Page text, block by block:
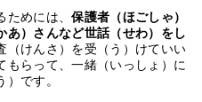
ためには、保護者（ほごしゃ）
あ）さんなど世話（せわ）をし
（けんさ）を受（う）けていい
もらって、一緒（いっしょ）に
です。